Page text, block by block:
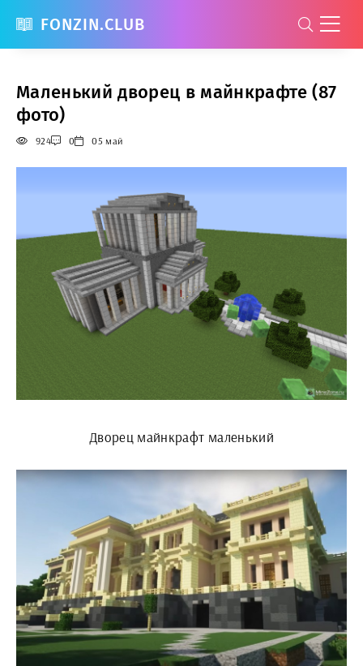
FONZIN.CLUB
Маленький дворец в майнкрафте (87
фото)
924 0 05 май
Дворец майнкрафт маленький